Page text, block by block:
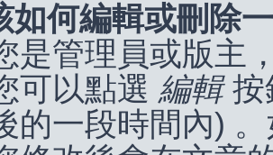
如何編輯或刪除
是管理員或版主
可以點選 編輯按
的一段時間內)